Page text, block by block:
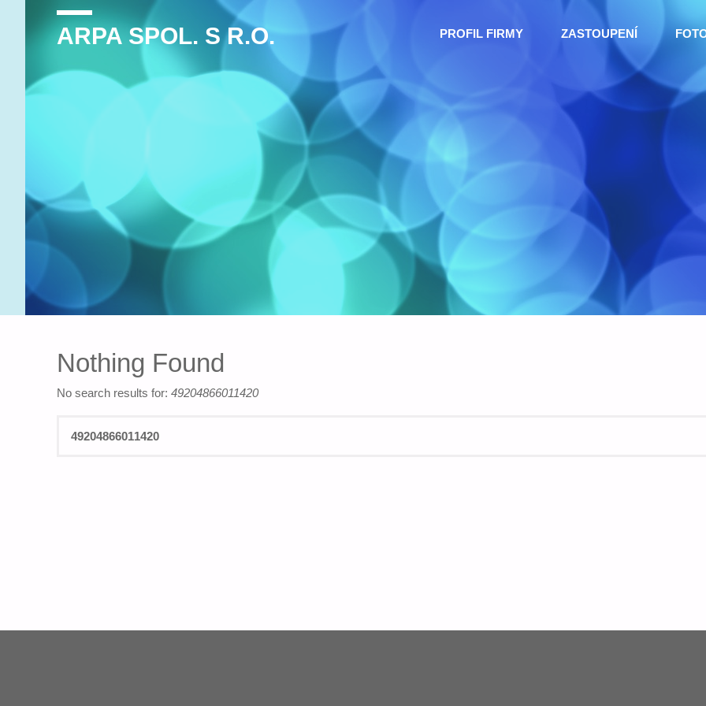
ARPA SPOL. S R.O.
content
PROFIL FIRMY ZASTOUPENÍ
Nothing Found
No search results for: 49204866011420